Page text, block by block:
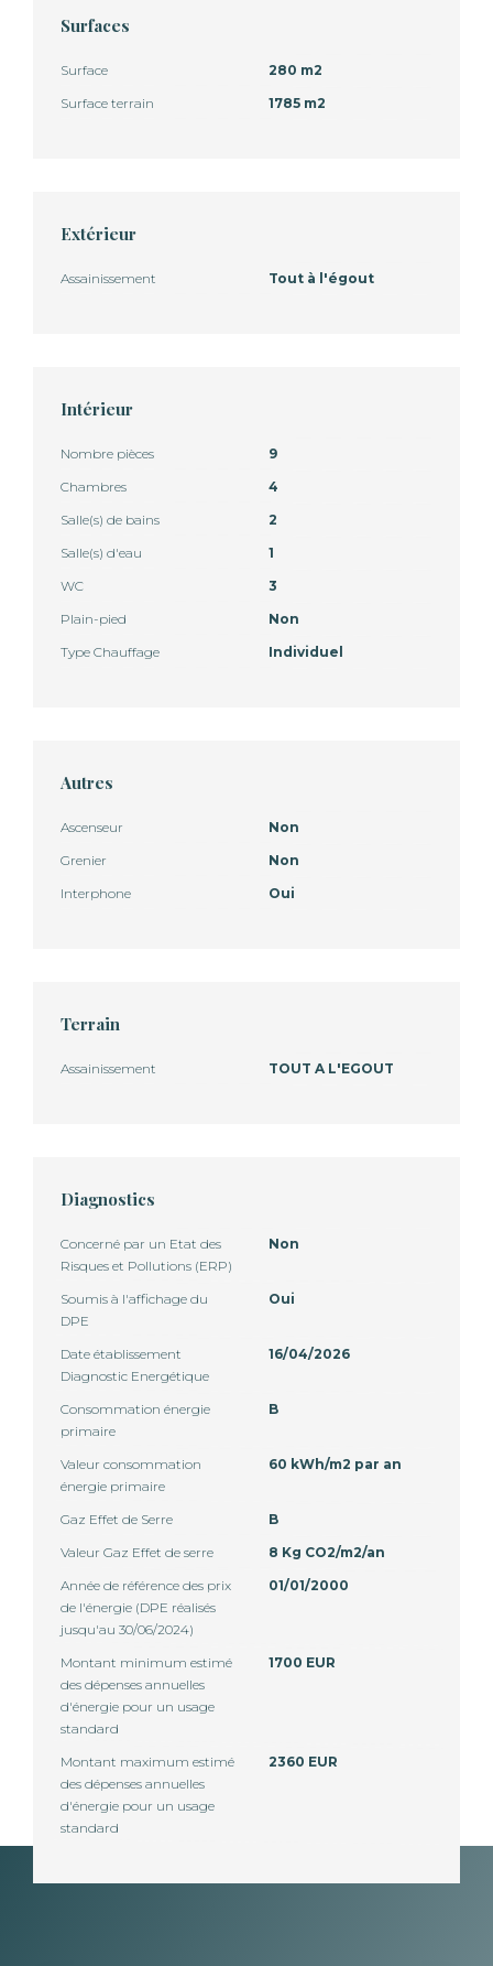
Surfaces
Surface
280 m2
Surface terrain
1785 m2
Extérieur
Assainissement Tout à l'égout
Intérieur
Nombre pièces
9
Chambres
4
Salle(s) de bains
2
Salle(s) d'eau
1
WC
3
Plain-pied
Non
Type Chauffage
Individuel
Autres
Ascenseur
Non
Grenier
Non
Interphone
Oui
Terrain
Assainissement TOUT A L'EGOUT
Diagnostics
Concerné par un Etat des
Risques et Pollutions (ERP)
Non
Soumis à l'affichage du
DPE
Oui
Date établissement
Diagnostic Energétique
16/04/2026
Consommation énergie
primaire
B
Valeur consommation
énergie primaire
60 kWh/m2 par an
Gaz Effet de Serre
B
Valeur Gaz Effet de serre
8 Kg CO2/m2/an
Année de référence des prix
de l'énergie (DPE réalisés
jusqu'au 30/06/2024)
01/01/2000
Montant minimum estimé
des dépenses annuelles
d'énergie pour un usage
standard
1700 EUR
Montant maximum estimé
des dépenses annuelles
d'énergie pour un usage
standard
2360 EUR